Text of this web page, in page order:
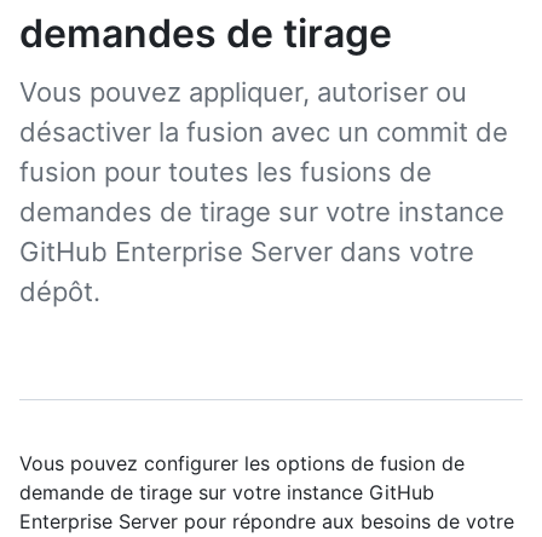
demandes de tirage
Vous pouvez appliquer, autoriser ou
désactiver la fusion avec un commit de
fusion pour toutes les fusions de
demandes de tirage sur votre instance
GitHub Enterprise Server dans votre
dépôt.
Vous pouvez configurer les options de fusion de
demande de tirage sur votre instance GitHub
Enterprise Server pour répondre aux besoins de votre